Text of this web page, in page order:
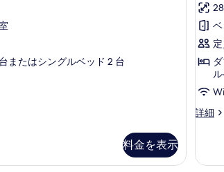
またはシングルベッド 2 台
料金を表示
て
の
写
真
表
示
ミ
12
件)
詳細
Trio